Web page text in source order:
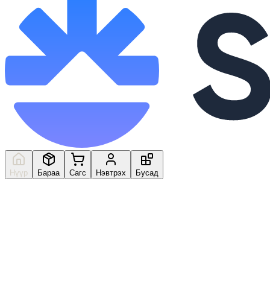
Нүүр Бараа Сагс Нэвтрэх Бусад